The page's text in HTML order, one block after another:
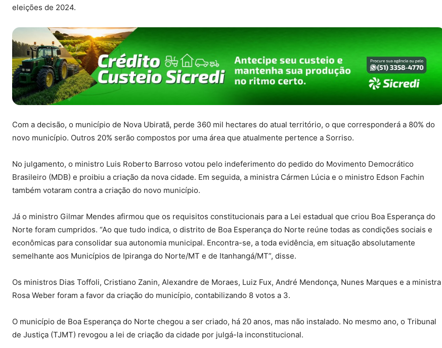
eleições de 2024.
Com a decisão, o município de Nova Ubiratã, perde 360 mil hectares do atual território, o que corresponderá a 80% do
novo município. Outros 20% serão compostos por uma área que atualmente pertence a Sorriso.
No julgamento, o ministro Luis Roberto Barroso votou pelo indeferimento do pedido do Movimento Democrático
Brasileiro (MDB) e proibiu a criação da nova cidade. Em seguida, a ministra Cármen Lúcia e o ministro Edson Fachin
também votaram contra a criação do novo município.
Já o ministro Gilmar Mendes afirmou que os requisitos constitucionais para a Lei estadual que criou Boa Esperança do
Norte foram cumpridos. “Ao que tudo indica, o distrito de Boa Esperança do Norte reúne todas as condições sociais e
econômicas para consolidar sua autonomia municipal. Encontra-se, a toda evidência, em situação absolutamente
semelhante aos Municípios de Ipiranga do Norte/MT e de Itanhangá/MT”, disse.
Os ministros Dias Toffoli, Cristiano Zanin, Alexandre de Moraes, Luiz Fux, André Mendonça, Nunes Marques e a ministra
Rosa Weber foram a favor da criação do município, contabilizando 8 votos a 3.
O município de Boa Esperança do Norte chegou a ser criado, há 20 anos, mas não instalado. No mesmo ano, o Tribunal
de Justiça (TJMT) revogou a lei de criação da cidade por julgá-la inconstitucional.